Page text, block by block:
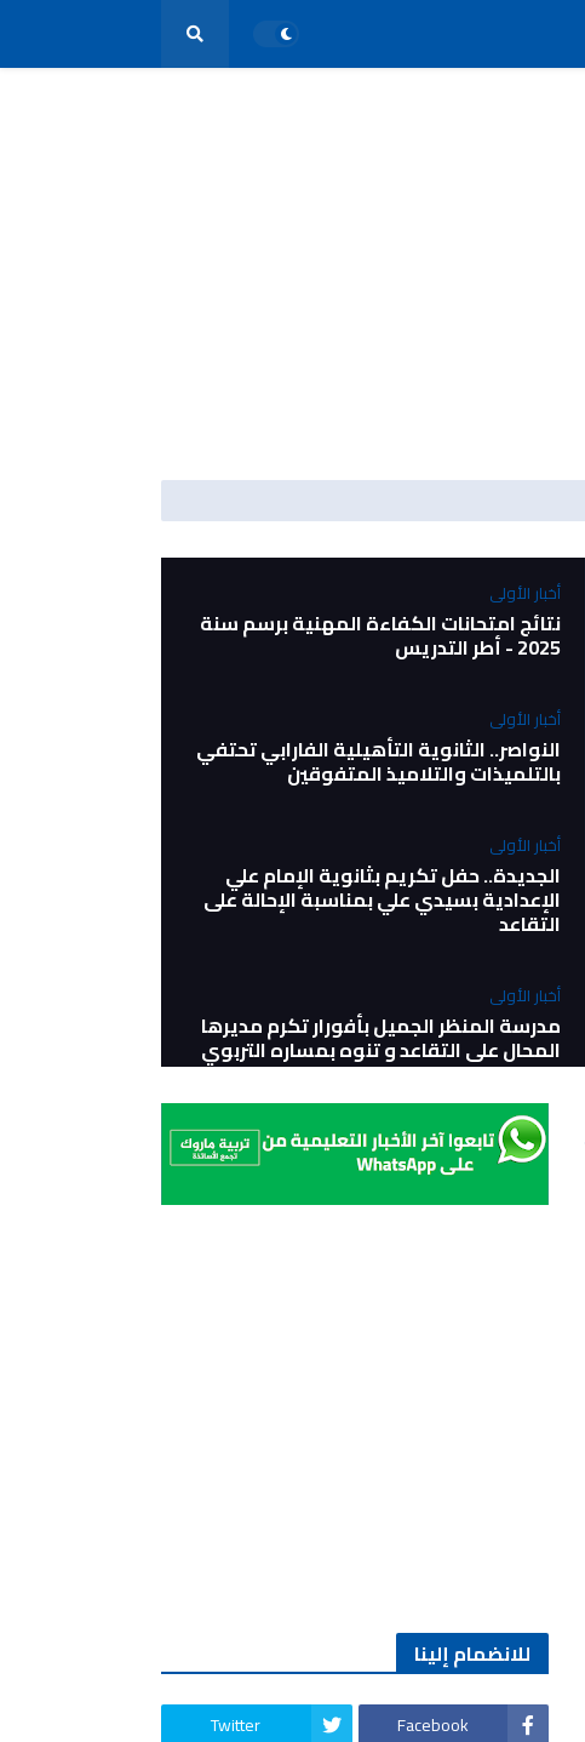
أخبار الأولى
نتائج امتحانات الكفاءة المهنية برسم سنة
2025 - أطر التدريس
أخبار الأولى
النواصر.. الثانوية التأهيلية الفارابي تحتفي
بالتلميذات والتلاميذ المتفوقين
أخبار الأولى
الجديدة.. حفل تكريم بثانوية الإمام علي
الإعدادية بسيدي علي بمناسبة الإحالة على
التقاعد
أخبار الأولى
مدرسة المنظر الجميل بأفورار تكرم مديرها
المحال على التقاعد و تنوه بمساره التربوي
والاداري
للانضمام إلينا
Facebook
Twitter